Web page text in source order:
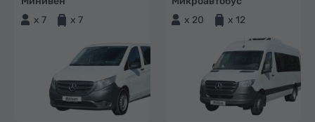
x 7
x 7
x 20
x 12